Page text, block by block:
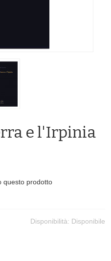
e l'Irpinia
questo prodotto
Disponibilità: Disponibile